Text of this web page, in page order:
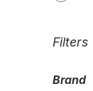
Filters
Brand